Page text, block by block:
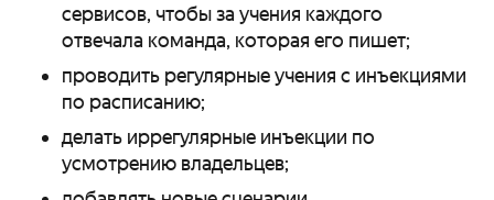
сервисов, чтобы за учения каждого
отвечала команда, которая его пишет;
проводить регулярные учения с инъекциями
по расписанию;
делать иррегулярные инъекции по
усмотрению владельцев;